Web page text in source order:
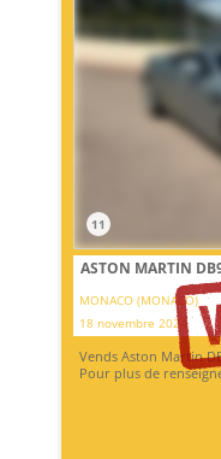
11
ASTON MARTIN
MONACO (MONACO)
18 novembre 2024
Vends Aston Martin
Pour plus de